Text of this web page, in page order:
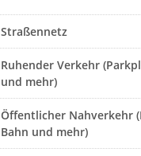
Straßennetz
Ruhender Verkehr
und mehr)
Öffentlicher Nahverkehr
Bahn und mehr)